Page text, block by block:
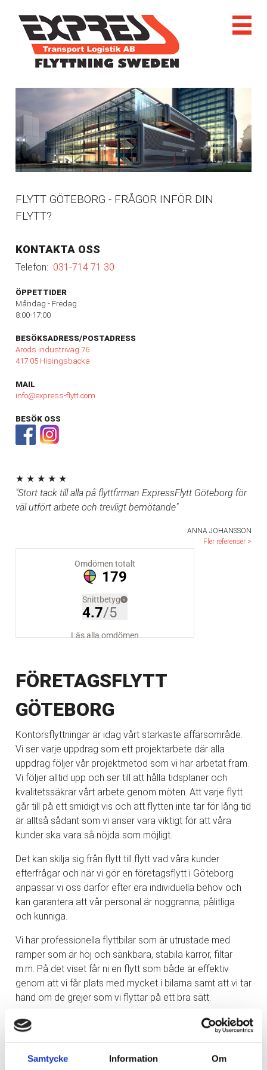
Samtycke Information Om
FLYTT GÖTEBORG - FRÅGOR INFÖR DIN
FLYTT?
KONTAKTA OSS
Telefon: 031-714 71 30
ÖPPETTIDER
Måndag - Fredag
8:00-17:00
BESÖKSADRESS/POSTADRESS
Aröds industriväg 76
417 05 Hisingsbacka
MAIL
info@express-flytt.com
BESÖK OSS
★ ★ ★ ★ ★
"Stort tack till alla på flyttfirman ExpressFlytt Göteborg för
väl utfört arbete och trevligt bemötande"
ANNA JOHANSSON
Fler referenser >
FÖRETAGSFLYTT
GÖTEBORG
Kontorsflyttningar är idag vårt starkaste affärsområde.
Vi ser varje uppdrag som ett projektarbete där alla
uppdrag följer vår projektmetod som vi har arbetat fram.
Vi följer alltid upp och ser till att hålla tidsplaner och
kvalitetssäkrar vårt arbete genom möten. Att varje flytt
går till på ett smidigt vis och att flytten inte tar för lång tid
är alltså sådant som vi anser vara viktigt för att våra
kunder ska vara så nöjda som möjligt.
Det kan skilja sig från flytt till flytt vad våra kunder
efterfrågar och när vi gör en företagsflytt i Göteborg
anpassar vi oss därför efter era individuella behov och
kan garantera att vår personal är noggranna, pålitliga
och kunniga.
Vi har professionella flyttbilar som är utrustade med
ramper som är höj och sänkbara, stabila kärror, filtar
m.m. På det viset får ni en flytt som både är effektiv
genom att vi får plats med mycket i bilarna samt att vi tar
hand om de grejer som vi flyttar på ett bra sätt.
Vi rekommenderar ett möte före en större kontorsflytt
där vi går igenom alla delar av projektet och kommer
planering som satts upp påverkar er verksamhet